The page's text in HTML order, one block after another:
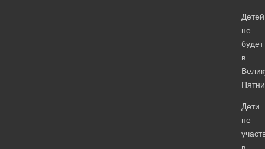
Детей
не
будет
в
Дети
не
в